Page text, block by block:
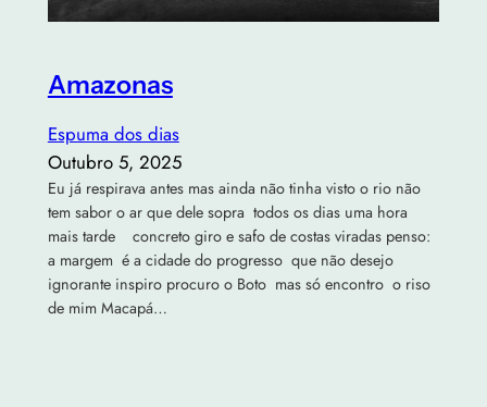
Amazonas
Espuma dos dias
Outubro 5, 2025
Eu já respirava antes mas ainda não tinha visto o rio não
tem sabor o ar que dele sopra todos os dias uma hora
mais tarde concreto giro e safo de costas viradas penso:
a margem é a cidade do progresso que não desejo
ignorante inspiro procuro o Boto mas só encontro o riso
de mim Macapá…